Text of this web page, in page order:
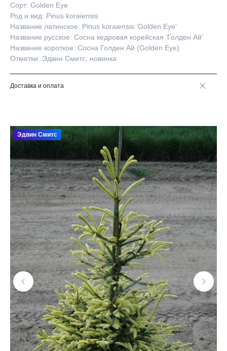
Сорт: Golden Eye
Род и вид: Pinus koraiensis
Название латинское: Pinus koraiensis ‘Golden Eye’
Название русское: Сосна кедровая корейская ‘Голден Ай’
Название короткое: Сосна Голден Ай (Golden Eye)
Отметки: Эдвин Смитс, новинка
Доставка и оплата
Эдвин Смитс